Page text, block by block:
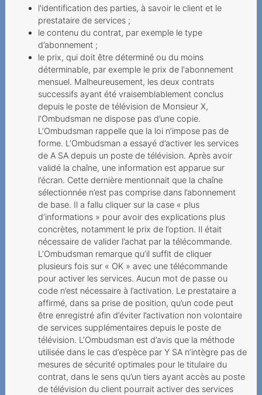
l'identification des parties, à savoir le client et le
prestataire de services ;
le contenu du contrat, par exemple le type
d’abonnement ;
le prix, qui doit être déterminé ou du moins
déterminable, par exemple le prix de l'abonnement
mensuel. Malheureusement, les deux contrats
successifs ayant été vraisemblablement conclus
depuis le poste de télévision de Monsieur X,
l’Ombudsman ne dispose pas d’une copie.
L’Ombudsman rappelle que la loi n’impose pas de
forme. L’Ombudsman a essayé d’activer les services
de A SA depuis un poste de télévision. Après avoir
validé la chaîne, une information est apparue sur
l’écran. Cette dernière mentionnait que la chaîne
sélectionnée n’est pas comprise dans l’abonnement
de base. Il a fallu cliquer sur la case « plus
d’informations » pour avoir des explications plus
concrètes, notamment le prix de l’option. Il était
nécessaire de valider l’achat par la télécommande.
L’Ombudsman remarque qu’il suffit de cliquer
plusieurs fois sur « OK » avec une télécommande
pour activer les services. Aucun mot de passe ou
code n’est nécessaire à l’activation. Le prestataire a
affirmé, dans sa prise de position, qu’un code peut
être enregistré afin d’éviter l’activation non volontaire
de services supplémentaires depuis le poste de
télévision. L’Ombudsman est d’avis que la méthode
utilisée dans le cas d’espèce par Y SA n’intègre pas de
mesures de sécurité optimales pour le titulaire du
contrat, dans le sens qu’un tiers ayant accès au poste
de télévision du client pourrait activer des services
Sperrung im Ausland trotz
Notfalls
Verantwortung des
Mehrwertdienstanbieters
Funkstille statt Portierung
Teurer Wettbewerb
Partnersuche mit hohen
Kosten
Teurer Aufenthalt in Ghana
Von der Ehefrau
verlängerter Mobilvertrag
Überblick verloren
Unlimitiertes Abonnement
mit Limit
Eintritt ins Altersheim
Wesentlicher Irrtum
Ungewollter
Vertragsschluss mit
horrenden
Kündigungsgebühren